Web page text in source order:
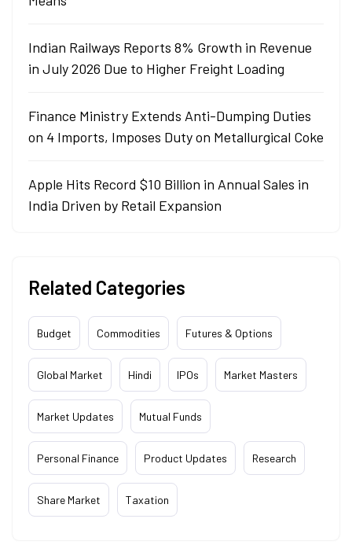
Indian Railways Reports 8% Growth in Revenue
in July 2026 Due to Higher Freight Loading
Finance Ministry Extends Anti-Dumping Duties
on 4 Imports, Imposes Duty on Metallurgical Coke
Apple Hits Record $10 Billion in Annual Sales in
India Driven by Retail Expansion
Related Categories
Budget Commodities Futures & Options
Global Market Hindi IPOs Market Masters
Market Updates Mutual Funds
Personal Finance Product Updates Research
Share Market Taxation